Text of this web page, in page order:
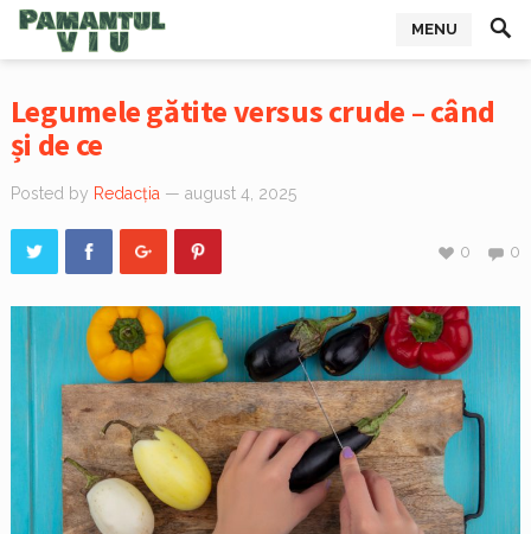
MENU
Legumele gătite versus crude – când
și de ce
Posted by Redacția — august 4, 2025
0
0